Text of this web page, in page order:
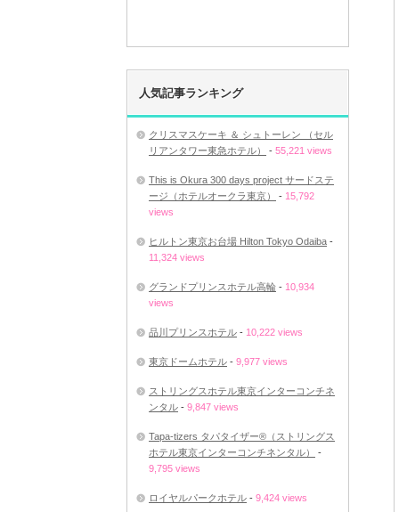
人気記事ランキング
クリスマスケーキ ＆ シュトーレン （セル
リアンタワー東急ホテル）
- 55,221 views
This is Okura 300 days project サードステ
ージ（ホテルオークラ東京）
- 15,792
views
ヒルトン東京お台場 Hilton Tokyo Odaiba -
11,324 views
グランドプリンスホテル高輪 - 10,934
views
品川プリンスホテル - 10,222 views
東京ドームホテル - 9,977 views
ストリングスホテル東京インターコンチネ
ンタル - 9,847 views
Tapa-tizers タパタイザー®（ストリングス
ホテル東京インターコンチネンタル）
-
9,795 views
ロイヤルパークホテル - 9,424 views